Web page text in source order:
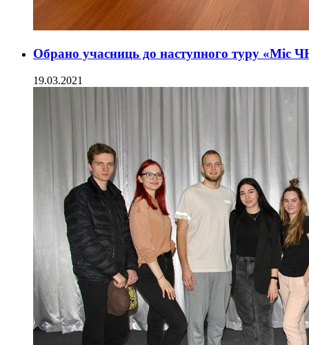
Обрано учасниць до наступного туру «Міс
19.03.2021